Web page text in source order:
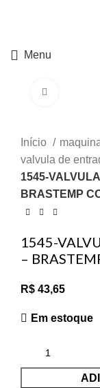
Menu
Início
valvula de
1545-
BRASTEMP
1545-
–
R$ 43,65
Em estoque